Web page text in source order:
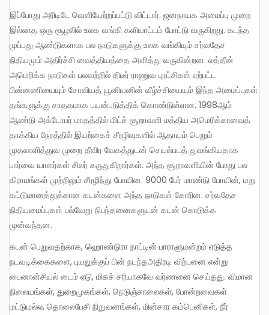
இப்போது அரிடிடே வெளியேற்றப்பட்டு விட்டார். ஜனநாயக அமைப்பு முறை
இல்லாத ஒரு சூழலில் உலக வங்கி களியாட்டம் போட்டு வருகிறது. கடந்த
முப்பது ஆண்டுகளாக பல நாடுகளுக்கு உலக வங்கியும் சர்வதேச
நிதியமும் அதிர்ச்சி வைத்தியத்தை அளித்து வருகின்றன. லத்தீன்
அமெரிக்க நாடுகள் பலவற்றில் திடீர் ராணுவ புரட்சிகள் ஏற்பட்ட
பின்னணியையும் சோவியத் யூனியனின் வீழ்ச்சியையும் இந்த அமைப்புகள்
தங்களுக்கு சாதகமாக பயன்படுத்திக் கொண்டுள்ளன. 1998ஆம்
ஆண்டு அக்டோபர் மாதத்தில் மிட்ச் சூறாவளி மத்திய அமெரிக்காவைத்
தாக்கிய நேரத்தில் இயற்கைச் சீரழிவுகளில் ஆதாயம் பெறும்
முதலாளித்துவ முறை தீவிர வேகத்துடன் செயல்படத் துவங்கியதாக
பார்வை யாளர்கள் சிலர் கருதுகிறார்கள். அந்த சூறாவளியின் போது பல
கிராமங்கள் முற்றிலும் சீரழிந்து போயின. 9000 பேர் மாண்டு போயின், மறு
கட்டுமானத்துக்கான கடன்களை அந்த நாடுகள் கோரின. சர்வதேச
நிதியமைப்புகள் பல்வேறு நிபந்தனைகளுடன் கடன் கொடுக்க
முன்வந்தன.
கடன் பெறுவதற்காக, ஹொண்டுரா நாட்டின் பாராளுமன்றம் எடுத்த
நடவடிக்கைகளை, புயலுக்குப் பின் நடந்தஅதிரடி விற்பனை என்று
பைனான்சியல் டைம் ஏடு, மிகச் சரியாகவே வர்ணனை செய்தது. விமான
நிலையங்கள், துறைமுகங்கள், நெடுஞ்சாலைகள், போன்றவைகள்
மட்டுமல்ல, தொலைபேசி நிறுவனங்கள், மின்சார கம்பெனிகள், நீர்